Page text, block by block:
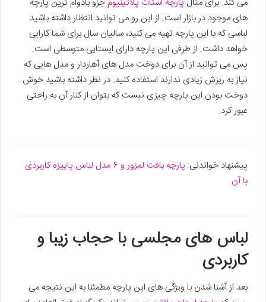
های موجود در بازار است. از این رو می توانید انتظار داشته باشید
لباسی که با این پارچه تهیه می کنید، سالیان سال برای شما کارایی
خواهد داشت. از طرفی این پارچه دارای ایستایی متوسطی است.
پس می توانید از آن برای دوخت مدل های آهاردار و مدل هایی که
نیاز به ریزش زیادی ندارند استفاده کنید. در نظر داشته باشید خوش
دوخت بودن این پارچه چیزی نیست که بتوان از کنار آن به راحتی
عبور کرد.
پیشنهاد خواندنی:
پارچه بافت لمزور و 6 مدل لباس پاییزه کاربردی
با آن
لباس های مجلسی با حجاب زیبا و
کاربردی
بعد از آشنا شدن با ویژگی های این پارچه مطمئنا به این نتیجه می